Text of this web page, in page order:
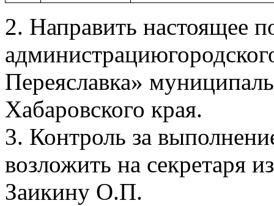
2. Направить настоящее
Переяславка»
Хабаровского края.
3. Контроль за
возложить на секретаря
Заикину О.П.